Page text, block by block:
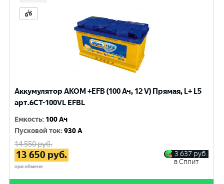
Аккумулятор AKOM +EFB (100 Ач, 12 V) Прямая, L+ L5
арт.6СТ-100VL EFBL
Емкость: 100 Ач
Пусковой ток:930 A
14 550руб.
13 650 руб.
при обмене
3 637 руб.
в Сплит